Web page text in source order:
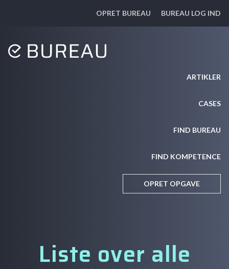
OPRET BUREAU BUREAU LOG IND
ARTIKLER
CASES
FIND BUREAU
FIND KOMPETENCE
OPRET OPGAVE
Liste over alle